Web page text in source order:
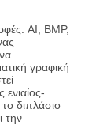
AI, BMP,
γραφική
διπλάσιο
την